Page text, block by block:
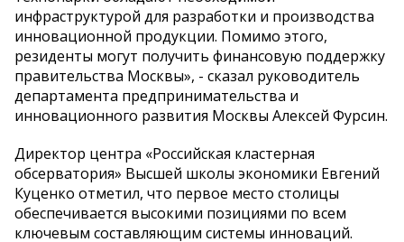
инфраструктурой для разработки и производства
инновационной продукции. Помимо этого,
резиденты могут получить финансовую поддержку
правительства Москвы», - сказал руководитель
департамента предпринимательства и
инновационного развития Москвы Алексей Фурсин.
Директор центра «Российская кластерная
обсерватория» Высшей школы экономики Евгений
Куценко отметил, что первое место столицы
обеспечивается высокими позициями по всем
ключевым составляющим системы инноваций.